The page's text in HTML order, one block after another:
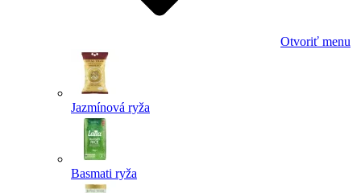
Otvoriť menu
Jazmínová ryža
Basmati ryža